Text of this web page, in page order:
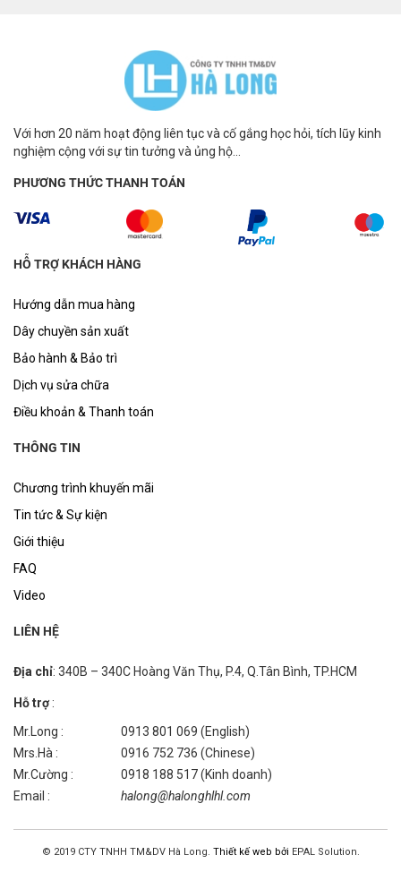
Với hơn 20 năm hoạt động liên tục và cố gắng học hỏi, tích lũy kinh
nghiệm cộng với sự tin tưởng và ủng hộ...
PHƯƠNG THỨC THANH TOÁN
HỖ TRỢ KHÁCH HÀNG
Hướng dẫn mua hàng
Dây chuyền sản xuất
Bảo hành & Bảo trì
Dịch vụ sửa chữa
Điều khoản & Thanh toán
THÔNG TIN
Chương trình khuyến mãi
Tin tức & Sự kiện
Giới thiệu
FAQ
Video
LIÊN HỆ
Địa chỉ: 340B – 340C Hoàng Văn Thụ, P.4, Q.Tân Bình, TP.HCM
Hỗ trợ:
Mr.Long :
0913 801 069 (English)
Mrs.Hà :
0916 752 736 (Chinese)
Mr.Cường :
0918 188 517 (Kinh doanh)
Email :
halong@halonghlhl.com
© 2019 CTY TNHH TM&DV Hà Long. Thiết kế web bởi EPAL Solution.